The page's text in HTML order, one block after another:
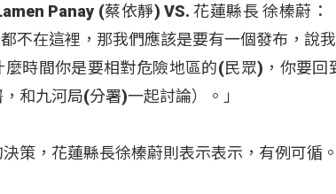
Panay (蔡依靜) VS. 花蓮縣長 徐榛蔚
不在這裡，那我們應該是要有一個發布，說
麼時間你是要相對危險地區的(民眾)，你要
和九河局(分署)一起討論）。」
策，花蓮縣長徐榛蔚則表示表示，有例可循。